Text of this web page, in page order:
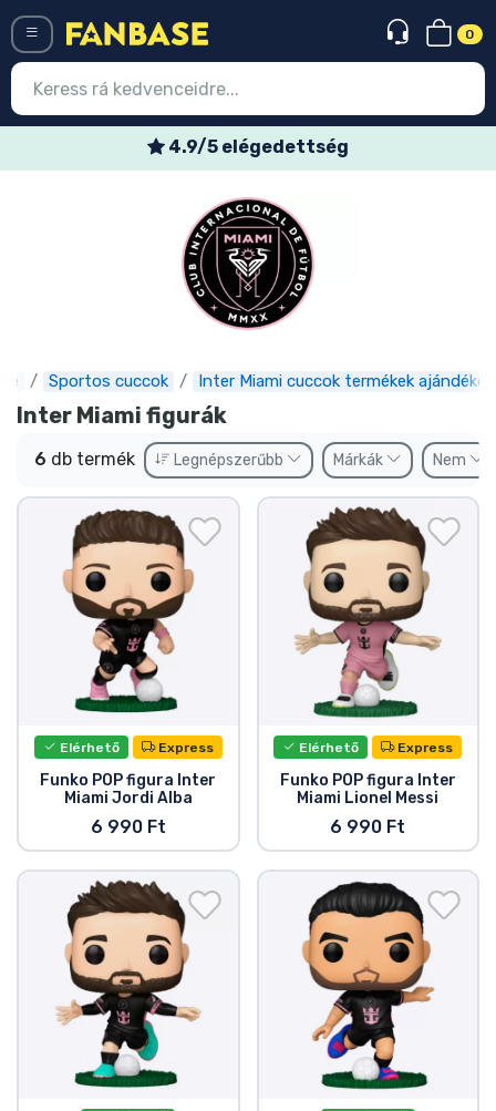
0
4.9/5 elégedettség
Sportos cuccok Inter Miami cuccok termékek ajándékok
Inter Miami figurák
6 db termék Legnépszerűbb Márkák Nem
Elérhető Express
Funko POP figura Inter
Miami Jordi Alba
6 990 Ft
Elérhető Express
Funko POP figura Inter
Miami Lionel Messi
6 990 Ft
Legújabb cuccok
Akciós ajánlatok
Előrendelhető cuccok
Outlet cuccok
Ajándékkártya
Szállítás és fizetés
Sorozatos cuccok
Filmes cuccok
Mesés cuccok
Animés cuccok
Gamer cuccok
Sportos cuccok
Zenés cuccok
Terméktípusok